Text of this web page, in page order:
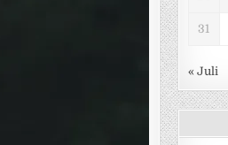
31
« Juli